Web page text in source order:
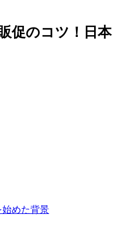
促のコツ！日本
めた背景